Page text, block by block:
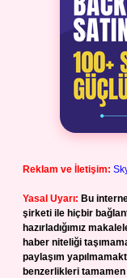
Reklam ve İletişim:
Yasal Uyarı: Bu
şirketi ile hiçbir
hazırladığımız
haber niteliği
paylaşım
benzerlikleri